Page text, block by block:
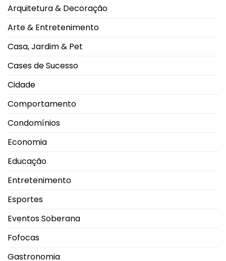
durante
os
mais
quentes
cinemas
e
nas
de
exibição
Arquitetura & Decoração
Arte & Entretenimento
Casa, Jardim & Pet
Cases de Sucesso
Cidade
Comportamento
Condomínios
Economia
Educação
Entretenimento
Esportes
Eventos Soberana
Fofocas
Gastronomia